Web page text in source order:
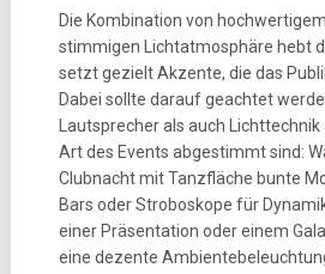
Die Kombination von
stimmigen Lichtatmosphäre hebt
setzt gezielt Akzente, die das
Dabei sollte darauf geachtet
Lautsprecher als auch
Art des Events abgestimmt sind:
Clubnacht mit Tanzfläche bunte
Bars oder Stroboskope für
einer Präsentation oder einem
eine dezente